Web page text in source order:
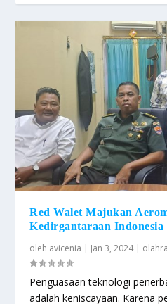
Red Walet Majukan
Kedirgantaraan Indonesia
oleh avicenia | Jan 3, 2024|
Penguasaan teknologi
adalah keniscayaan. Karena